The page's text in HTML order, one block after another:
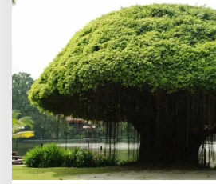
g
a
i
P
o
h
o
n
a
n
g
M
a
s